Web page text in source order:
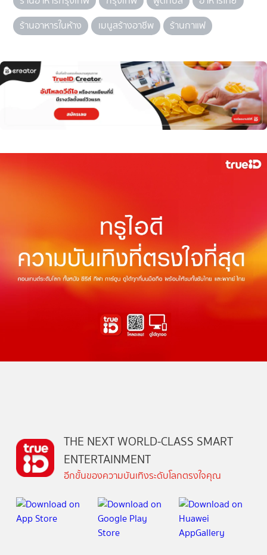
ร้านอาหารในห้าง
เมนูสร้างอาชีพ ร้านกาแฟ
THE NEXT WORLD-CLASS SMART
ENTERTAINMENT
อีกขั้นของความบันเทิงระดับโลกตรงใจคุณ